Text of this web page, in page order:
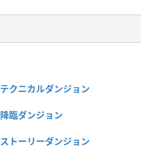
テクニカルダンジョン
降臨ダンジョン
ストーリーダンジョン